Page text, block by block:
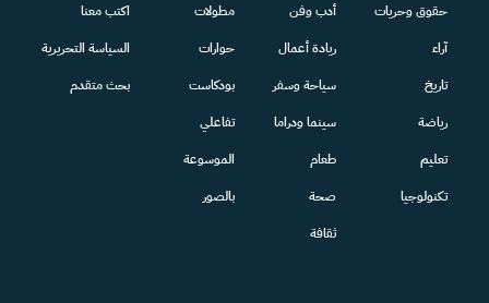
حقوق وحريات
آراء
تاريخ
رياضة
تعليم
تكنولوجيا
أدب وفن
ريادة أعمال
سياحة وسفر
سينما ودراما
طعام
صحة
ثقافة
مطولات
حوارات
بودكاست
تفاعلي
الموسوعة
بالصور
اكتب معنا
السياسة التحريرية
بحث متقدم